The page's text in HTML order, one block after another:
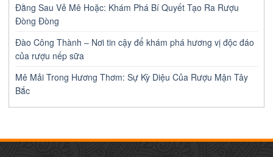
Đằng Sau Vẻ Mê Hoặc: Khám Phá Bí Quyết Tạo Ra Rượu
Đòng Đòng
Đào Công Thành – Nơi tin cậy để khám phá hương vị độc đáo
của rượu nếp sữa
Mê Mải Trong Hương Thơm: Sự Kỳ Diệu Của Rượu Mận Tây
Bắc